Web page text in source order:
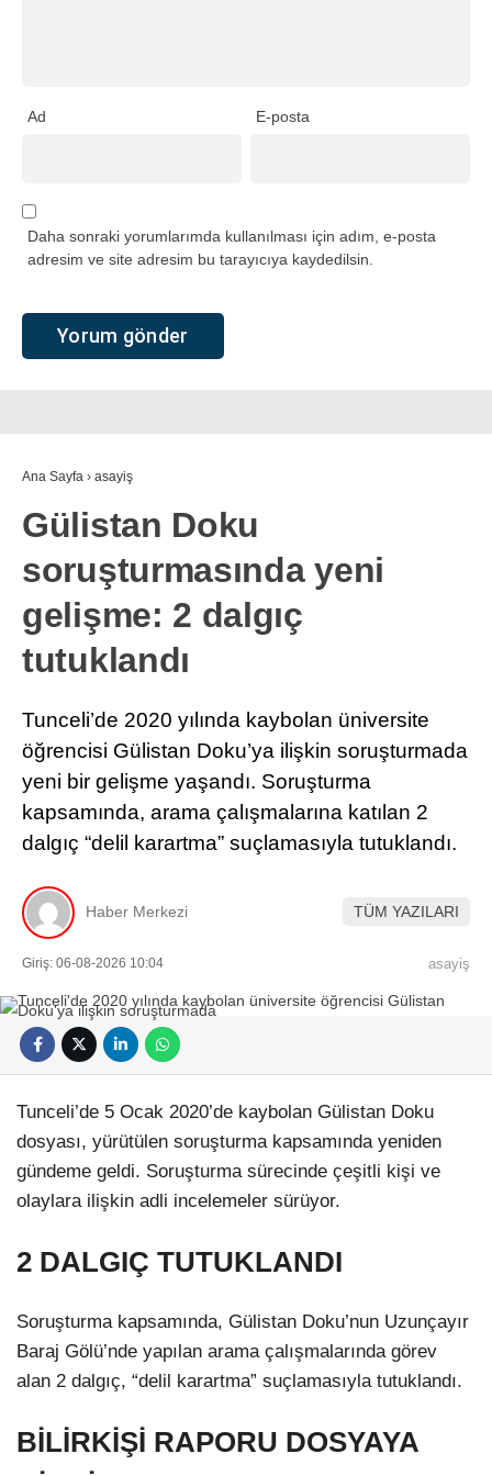
Ad E-posta
Daha sonraki yorumlarımda kullanılması için adım, e-posta
adresim ve site adresim bu tarayıcıya kaydedilsin.
Ana Sayfa › asayiş
Gülistan Doku
soruşturmasında yeni
gelişme: 2 dalgıç
tutuklandı
Tunceli’de 2020 yılında kaybolan üniversite
öğrencisi Gülistan Doku’ya ilişkin soruşturmada
yeni bir gelişme yaşandı. Soruşturma
kapsamında, arama çalışmalarına katılan 2
dalgıç “delil karartma” suçlamasıyla tutuklandı.
Haber Merkezi TÜM YAZILARI
Giriş: 06-08-2026 10:04 asayiş
Tunceli’de 5 Ocak 2020’de kaybolan Gülistan Doku
dosyası, yürütülen soruşturma kapsamında yeniden
gündeme geldi. Soruşturma sürecinde çeşitli kişi ve
olaylara ilişkin adli incelemeler sürüyor.
2 DALGIÇ TUTUKLANDI
Soruşturma kapsamında, Gülistan Doku’nun Uzunçayır
Baraj Gölü’nde yapılan arama çalışmalarında görev
alan 2 dalgıç, “delil karartma” suçlamasıyla tutuklandı.
BİLİRKİŞİ RAPORU DOSYAYA